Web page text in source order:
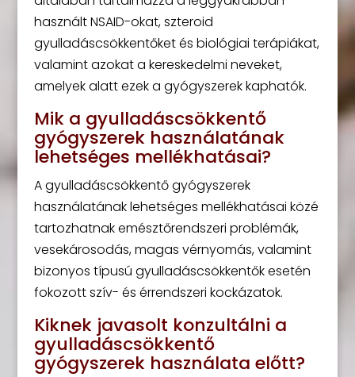
használt NSAID-okat, szteroid
gyulladáscsökkentőket és biológiai terápiákat,
valamint azokat a kereskedelmi neveket,
amelyek alatt ezek a gyógyszerek kaphatók.
Mik a gyulladáscsökkentő
gyógyszerek használatának
lehetséges mellékhatásai?
A gyulladáscsökkentő gyógyszerek
használatának lehetséges mellékhatásai közé
tartozhatnak emésztőrendszeri problémák,
vesekárosodás, magas vérnyomás, valamint
bizonyos típusú gyulladáscsökkentők esetén
fokozott szív- és érrendszeri kockázatok.
Kiknek javasolt konzultálni a
gyulladáscsökkentő
gyógyszerek használata előtt?